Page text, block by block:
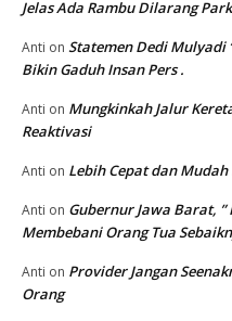
Jelas Ada Rambu Dilarang
Anti on Statemen Dedi Mulyadi
Bikin Gaduh Insan Pers .
Anti on Mungkinkah Jalur
Reaktivasi
Anti on Lebih Cepat dan
Anti on Gubernur Jawa Barat, ”
Membebani Orang Tua
Anti on Provider Jangan
Orang